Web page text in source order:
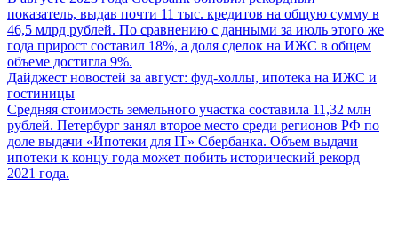
показатель, выдав почти 11 тыс. кредитов на общую сумму в
46,5 млрд рублей. По сравнению с данными за июль этого же
года прирост составил 18%, а доля сделок на ИЖС в общем
объеме достигла 9%.
Дайджест новостей за август: фуд-холлы, ипотека на ИЖС и
гостиницы
Средняя стоимость земельного участка составила 11,32 млн
рублей. Петербург занял второе место среди регионов РФ по
доле выдачи «Ипотеки для IT» Сбербанка. Объем выдачи
ипотеки к концу года может побить исторический рекорд
2021 года.